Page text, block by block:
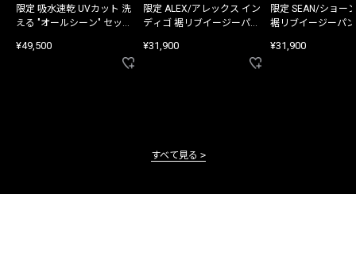
限定 吸水速乾 UVカット 洗
える "オールシーン" セット
¥49,500
限定 ALEX/アレックス イン
ディゴ 裾リブイージーパン
¥31,900
限定 SEAN/ショー
裾リブイージーパ
¥31,900
すべて見る